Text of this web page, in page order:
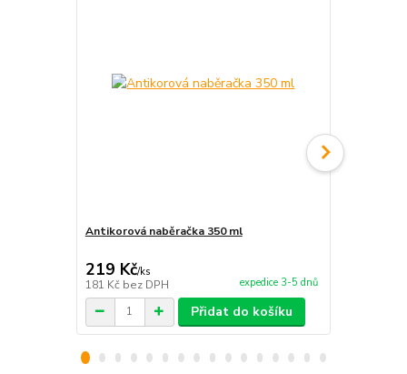
Antikorová naběračka 350 ml
219 Kč/ks
181 Kč bez DPH expedice 3-5 dnů
Přidat do košíku